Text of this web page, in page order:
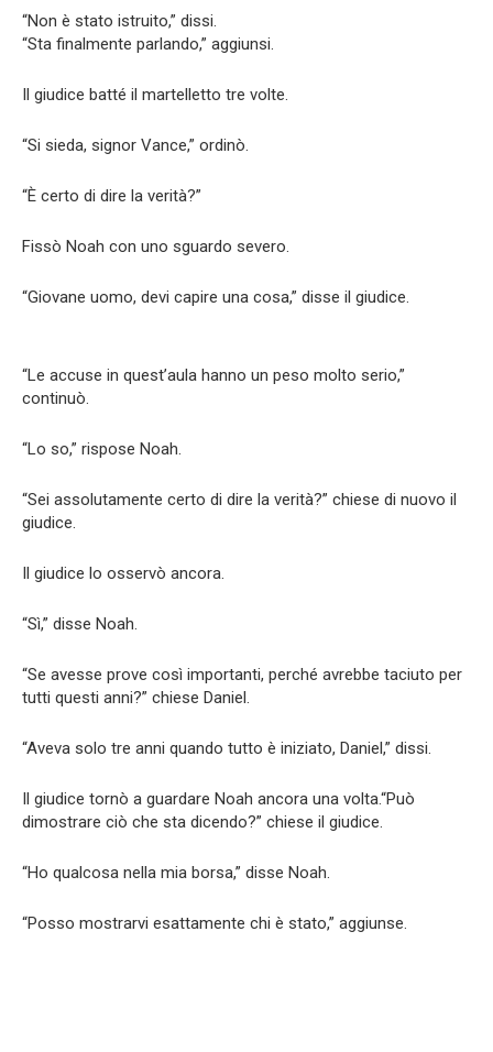
“Non è stato istruito,” dissi.
“Sta finalmente parlando,” aggiunsi.
Il giudice batté il martelletto tre volte.
“Si sieda, signor Vance,” ordinò.
“È certo di dire la verità?”
Fissò Noah con uno sguardo severo.
“Giovane uomo, devi capire una cosa,” disse il giudice.
“Le accuse in quest’aula hanno un peso molto serio,”
continuò.
“Lo so,” rispose Noah.
“Sei assolutamente certo di dire la verità?” chiese di nuovo il
giudice.
Il giudice lo osservò ancora.
“Sì,” disse Noah.
“Se avesse prove così importanti, perché avrebbe taciuto per
tutti questi anni?” chiese Daniel.
“Aveva solo tre anni quando tutto è iniziato, Daniel,” dissi.
Il giudice tornò a guardare Noah ancora una volta.“Può
dimostrare ciò che sta dicendo?” chiese il giudice.
“Ho qualcosa nella mia borsa,” disse Noah.
“Posso mostrarvi esattamente chi è stato,” aggiunse.